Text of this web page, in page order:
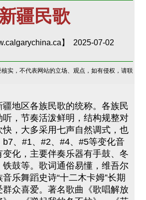
新疆民歌
】 2025-07-02
实，不代表网站的立场、观点，如有侵权，请联
疆地区各族民歌的统称。各族民
，节奏活泼鲜明，结构规整对
，大多采用七声自然调式，也
、#1、#2、#4、#5等变化音
变化，主要伴奏乐器有手鼓、冬
鼓等。歌词通俗易懂，维吾尔
乐舞蹈史诗“十二木卡姆”长期
众喜爱。著名歌曲《歌唱解放